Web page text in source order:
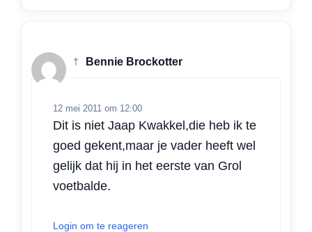
† Bennie Brockotter
12 mei 2011 om 12:00
Dit is niet Jaap Kwakkel,die heb ik te
goed gekent,maar je vader heeft wel
gelijk dat hij in het eerste van Grol
voetbalde.
Login om te reageren